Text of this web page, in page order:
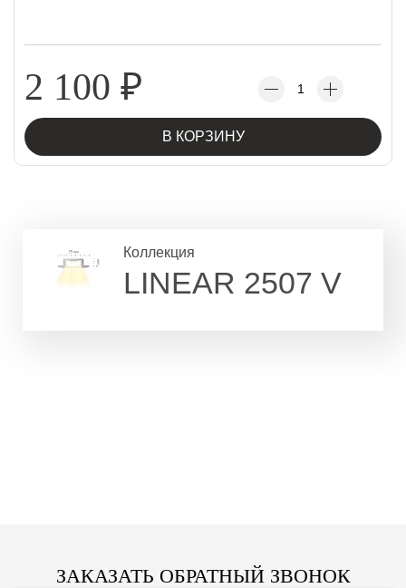
2 100 ₽
В КОРЗИНУ
Коллекция
LINEAR 2507 V
ЗАКАЗАТЬ ОБРАТНЫЙ ЗВОНОК